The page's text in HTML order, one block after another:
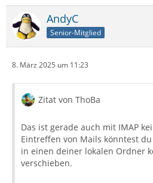
AndyC
Senior-Mitglied
8. März 2025 um 11:23
Zitat von ThoBa
Das ist gerade auch mit IMAP
Eintreffen von Mails könntest
in einen deiner lokalen Ordner
verschieben.